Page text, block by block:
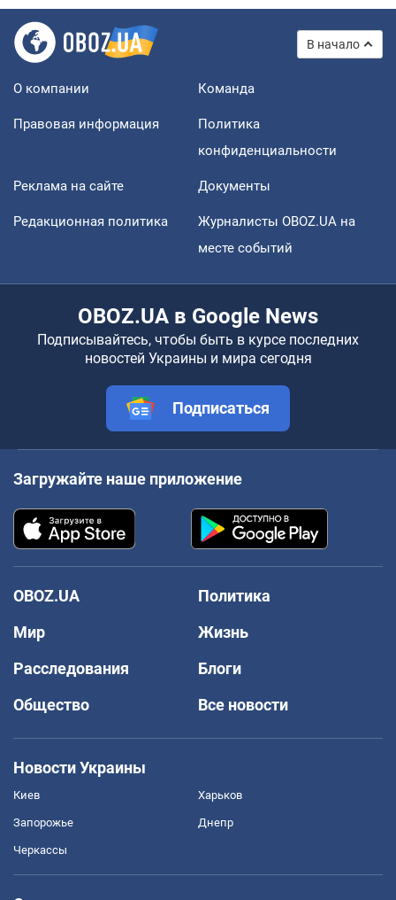
В начало
О компании Команда
Правовая информация
Политика
конфиденциальности
Реклама на сайте Документы
Редакционная политика
Журналисты OBOZ.UA на
месте событий
OBOZ.UA в Google News
Подписывайтесь, чтобы быть в курсе последних
новостей Украины и мира сегодня
Подписаться
Загружайте наше приложение
OBOZ.UA
Политика
Мир
Жизнь
Расследования
Блоги
Общество
Все новости
Новости Украины
Киев Харьков
Запорожье Днепр
Черкассы